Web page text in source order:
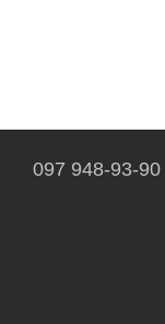
097 948-93-90